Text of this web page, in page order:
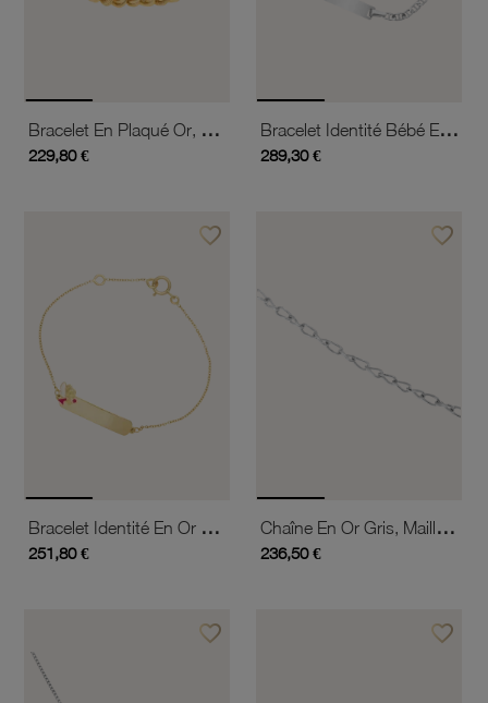
Bracelet En Plaqué Or, Maille Russe
229,80 €
Bracelet Identité Bébé En Or Gris, Maille Marine, Plaque Rectangle
289,30 €
favorite_borderAjouter à vos favoris
Bracelet Identité En Or Jaune Et Laque, Fée
251,80 €
favorite_borderAjouter
Chaîne En Or Gris, Maille Fantaisie
236,50 €
favorite_borderAjouter à vos favoris favorite_borderAjouter